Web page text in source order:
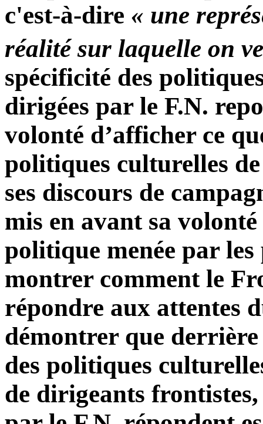
c'est-à-dire « une
réalité sur laquelle on
spécificité des
dirigées par le F.N.
volonté d’afficher ce
politiques culturelles
ses discours de
mis en avant sa
politique menée par
montrer comment le
répondre aux attentes
démontrer que
des politiques
de dirigeants frontistes,